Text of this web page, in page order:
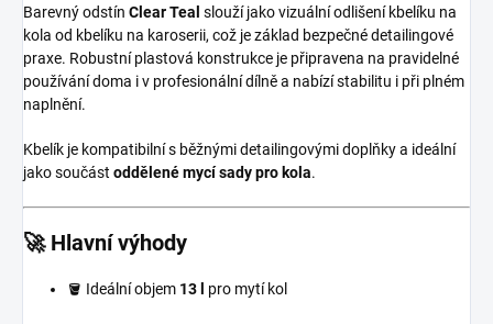
Barevný odstín Clear Teal slouží jako vizuální odlišení kbelíku na
kola od kbelíku na karoserii, což je základ bezpečné detailingové
praxe. Robustní plastová konstrukce je připravena na pravidelné
používání doma i v profesionální dílně a nabízí stabilitu i při plném
naplnění.
Kbelík je kompatibilní s běžnými detailingovými doplňky a ideální
jako součást oddělené mycí sady pro kola.
🚀 Hlavní výhody
🪣 Ideální objem 13 l pro mytí kol